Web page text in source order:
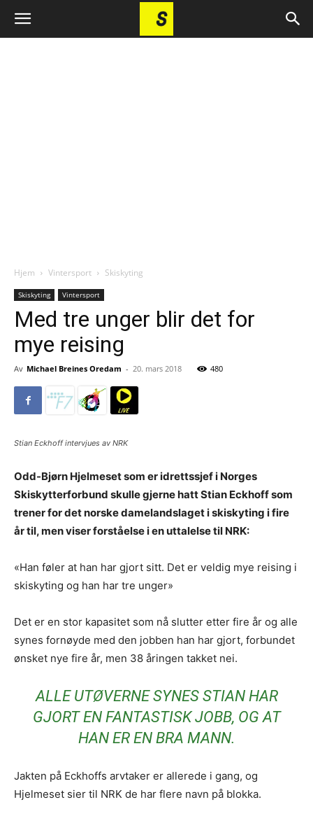
Hjem Vintersport Skiskyting
Skiskyting Vintersport
Med tre unger blir det for
mye reising
Av Michael Breines Oredam - 20. mars 2018 480
Stian Eckhoff intervjues av NRK
Odd-Bjørn Hjelmeset som er idrettssjef i Norges
Skiskytterforbund skulle gjerne hatt Stian Eckhoff som
trener for det norske damelandslaget i skiskyting i fire
år til, men viser forståelse i en uttalelse til NRK:
«Han føler at han har gjort sitt. Det er veldig mye reising i
skiskyting og han har tre unger»
Det er en stor kapasitet som nå slutter etter fire år og alle
synes fornøyde med den jobben han har gjort, forbundet
ønsket nye fire år, men 38 åringen takket nei.
ALLE UTØVERNE SYNES STIAN HAR
GJORT EN FANTASTISK JOBB, OG AT
HAN ER EN BRA MANN.
Jakten på Eckhoffs arvtaker er allerede i gang, og
Hjelmeset sier til NRK de har flere navn på blokka.